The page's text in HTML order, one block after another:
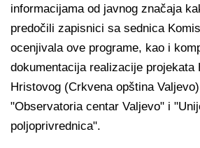
informacijama od javnog značaja
predočili zapisnici sa sednica
ocenjivala ove programe, kao i
dokumentacija realizacije projekata
Hristovog (Crkvena opština
"Observatoria centar Valjevo" i
poljoprivrednica".